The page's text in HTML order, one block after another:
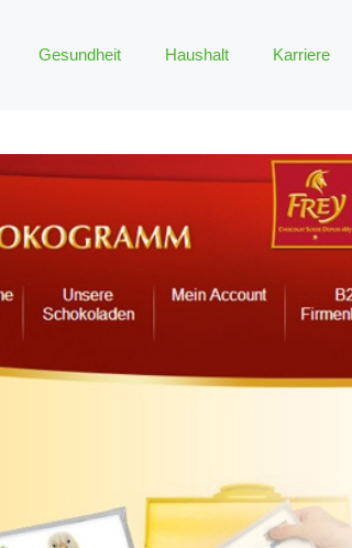
Gesundheit Haushalt Karriere